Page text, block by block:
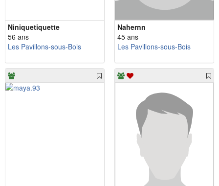
Niniquetiquette
56 ans
Les Pavillons-sous-Bois
Nahernn
45 ans
Les Pavillons-sous-Bois